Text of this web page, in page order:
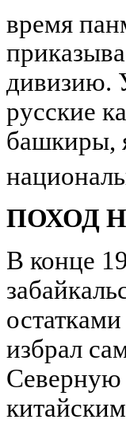
время
дивизию.
русские
башкиры,
ПОХОД
В конце
избрал